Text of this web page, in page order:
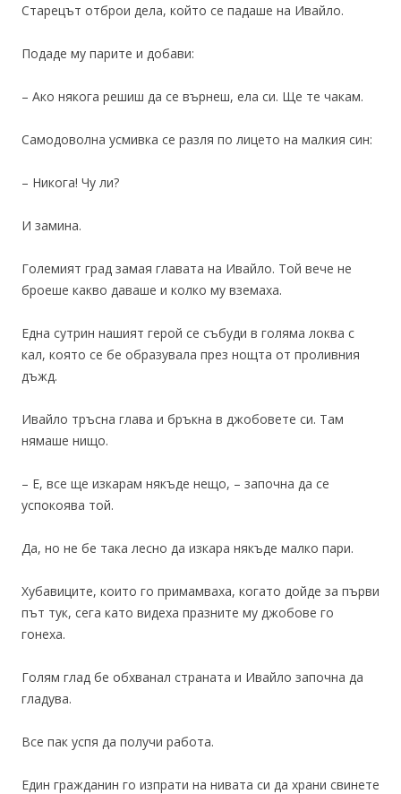
Старецът отброи дела, който се падаше на Ивайло.
Подаде му парите и добави:
– Ако някога решиш да се върнеш, ела си. Ще те чакам.
Самодоволна усмивка се разля по лицето на малкия син:
– Никога! Чу ли?
И замина.
Големият град замая главата на Ивайло. Той вече не
броеше какво даваше и колко му вземаха.
Една сутрин нашият герой се събуди в голяма локва с
кал, която се бе образувала през нощта от проливния
дъжд.
Ивайло тръсна глава и бръкна в джобовете си. Там
нямаше нищо.
– Е, все ще изкарам някъде нещо, – започна да се
успокоява той.
Да, но не бе така лесно да изкара някъде малко пари.
Хубавиците, които го примамваха, когато дойде за първи
път тук, сега като видеха празните му джобове го
гонеха.
Голям глад бе обхванал страната и Ивайло започна да
гладува.
Все пак успя да получи работа.
Един гражданин го изпрати на нивата си да храни свинете